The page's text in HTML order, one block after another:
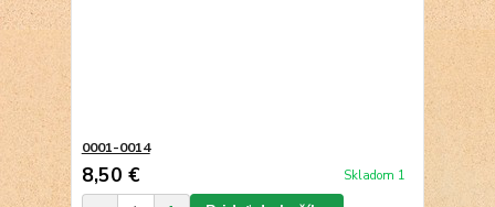
0001-0014
8,50 € Skladom 1